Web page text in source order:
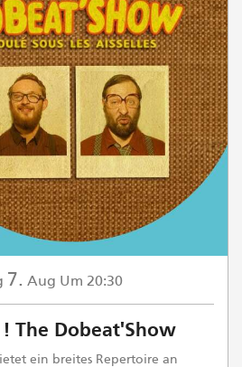
7. Aug Um 20:30
The Dobeat'Show
ein breites Repertoire an